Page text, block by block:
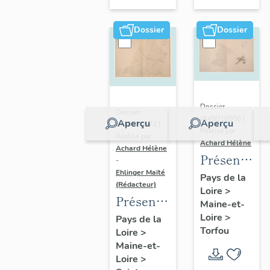
sur-
Moine
Dossier
Aperçu
IA49010572 |
Achard Hélène
-
Ehlinger Maïté
(Rédacteur)
Présentation
du
patrimoine
industriel
Pays de la
Loire >
Maine-et-
Loire >
Dossier
Aperçu
Dossier
IA49010556 |
Réalisé par
Achard Hélène
du
patrimoine
industriel
de la
commune
de
Pays de la
Loire >
Maine-et-
Loire >
Torfou